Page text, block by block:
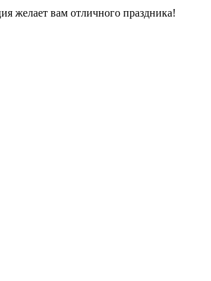
желает вам отличного праздника!